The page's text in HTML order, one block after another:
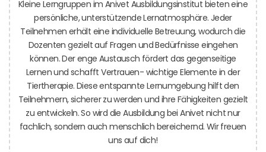
Kleine Lerngruppen im Anivet Ausbildungsinstitut bieten eine
persönliche, unterstützende Lernatmosphäre. Jeder
Teilnehmen erhält eine individuelle Betreuung, wodurch die
Dozenten gezielt auf Fragen und Bedürfnisse eingehen
können. Der enge Austausch fördert das gegenseitige
Lernen und schafft Vertrauen- wichtige Elemente in der
Tiertherapie. Diese entspannte Lernumgebung hilft den
Teilnehmern, sicherer zu werden und ihre Fähigkeiten gezielt
zu entwickeln. So wird die Ausbildung bei Anivet nicht nur
fachlich, sondern auch menschlich bereichernd. Wir freuen
uns auf dich!